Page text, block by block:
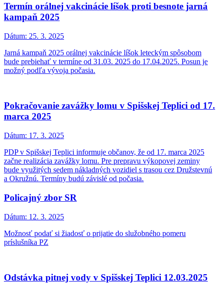
Termín orálnej vakcinácie líšok proti besnote jarná
kampaň 2025
Dátum: 25. 3. 2025
Jarná kampaň 2025 orálnej vakcinácie líšok leteckým spôsobom
bude prebiehať v termíne od 31.03. 2025 do 17.04.2025. Posun je
možný podľa vývoja počasia.
Pokračovanie zavážky lomu v Spišskej Teplici od 17.
marca 2025
Dátum: 17. 3. 2025
PDP v Spišskej Teplici informuje občanov, že od 17. marca 2025
začne realizácia zavážky lomu. Pre prepravu výkopovej zeminy
bude využitých sedem nákladných vozidiel s trasou cez Družstevnú
a Okružnú. Termíny budú závislé od počasia.
Policajný zbor SR
Dátum: 12. 3. 2025
Možnosť podať si žiadosť o prijatie do služobného pomeru
príslušníka PZ
Odstávka pitnej vody v Spišskej Teplici 12.03.2025